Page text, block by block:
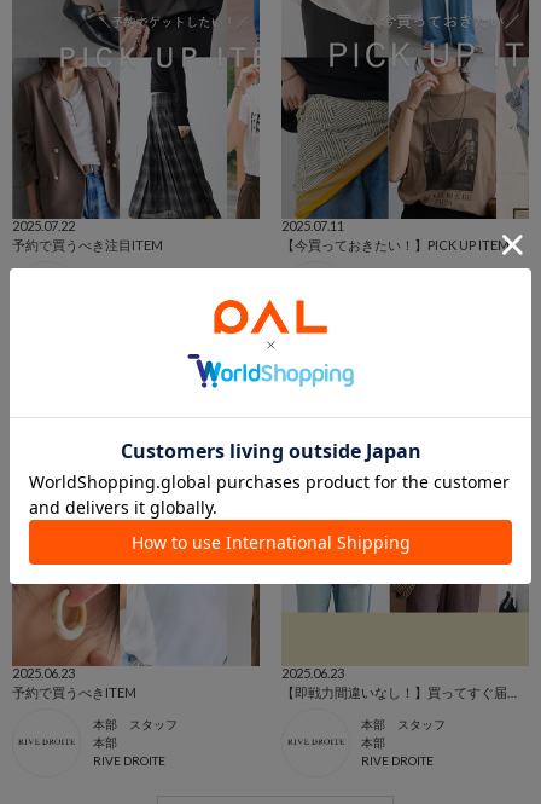
2025.07.22
予約で買うべき注目ITEM
2025.07.11
【今買っておきたい！】PICK UP ITEM
2025.06.23
予約で買うべきITEM
本部 スタッフ
本部
RIVE DROITE
2025.06.23
本部 スタッフ
本部
RIVE DROITE